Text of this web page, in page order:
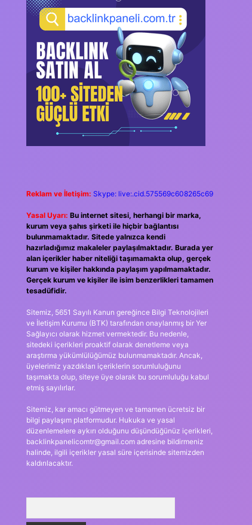
Reklam ve İletişim: Skype: live:.cid.575569c608265c69
Yasal Uyarı: Bu internet sitesi, herhangi bir marka,
kurum veya şahıs şirketi ile hiçbir bağlantısı
bulunmamaktadır. Sitede yalnızca kendi
hazırladığımız makaleler paylaşılmaktadır. Burada yer
alan içerikler haber niteliği taşımamakta olup, gerçek
kurum ve kişiler hakkında paylaşım yapılmamaktadır.
Gerçek kurum ve kişiler ile isim benzerlikleri tamamen
tesadüfidir.
Sitemiz, 5651 Sayılı Kanun gereğince Bilgi Teknolojileri
ve İletişim Kurumu (BTK) tarafından onaylanmış bir Yer
Sağlayıcı olarak hizmet vermektedir. Bu nedenle,
sitedeki içerikleri proaktif olarak denetleme veya
araştırma yükümlülüğümüz bulunmamaktadır. Ancak,
üyelerimiz yazdıkları içeriklerin sorumluluğunu
taşımakta olup, siteye üye olarak bu sorumluluğu kabul
etmiş sayılırlar.
Sitemiz, kar amacı gütmeyen ve tamamen ücretsiz bir
bilgi paylaşım platformudur. Hukuka ve yasal
düzenlemelere aykırı olduğunu düşündüğünüz içerikleri,
backlinkpanelicomtr@gmail.comadresine bildirmeniz
halinde, ilgili içerikler yasal süre içerisinde sitemizden
kaldırılacaktır.